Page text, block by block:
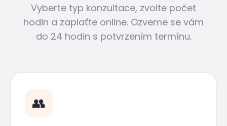
Daně
Reference
Klientský portál
Vyberte typ konzultace, zvolte počet
hodin a zaplaťte online. Ozveme se vám
do 24 hodin s potvrzením termínu.
👥